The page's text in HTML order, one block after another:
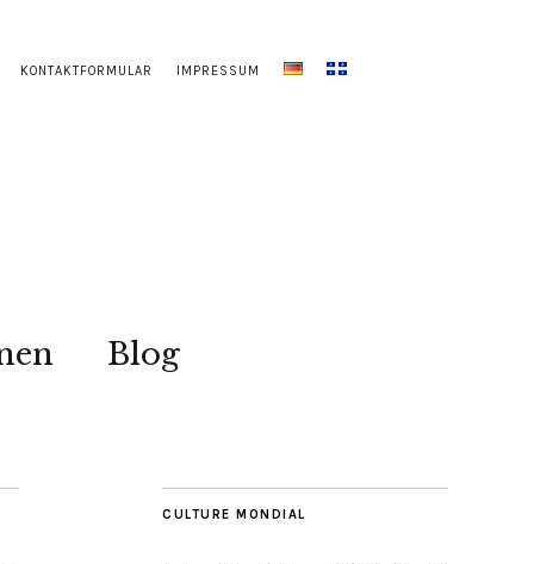
KONTAKTFORMULAR IMPRESSUM
Blog
CULTURE MONDIAL